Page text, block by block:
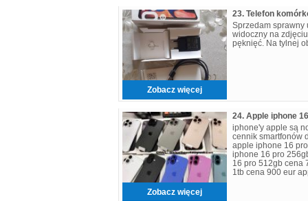
Zobacz więcej
Sprzedam sprawny
widoczny na
pęknięć. Na tylnej
Zobacz więcej
iphone'y apple są
cennik smartfonów
apple iphone 16
iphone 16 pro
16 pro 512gb cena
1tb cena 900 eur